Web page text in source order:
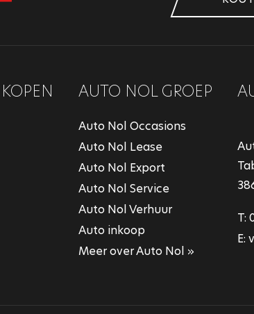
AUTO NOL GROEP
Auto Nol Occasions
Auto Nol Lease
Auto Nol Export
Auto Nol Service
Auto Nol Verhuur
Auto inkoop
Meer over Auto Nol »
T:
E: